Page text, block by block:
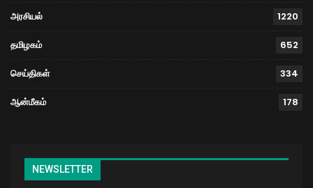
அரசியல் 1220
தமிழகம் 652
செய்திகள் 334
ஆன்மீகம் 178
NEWSLETTER